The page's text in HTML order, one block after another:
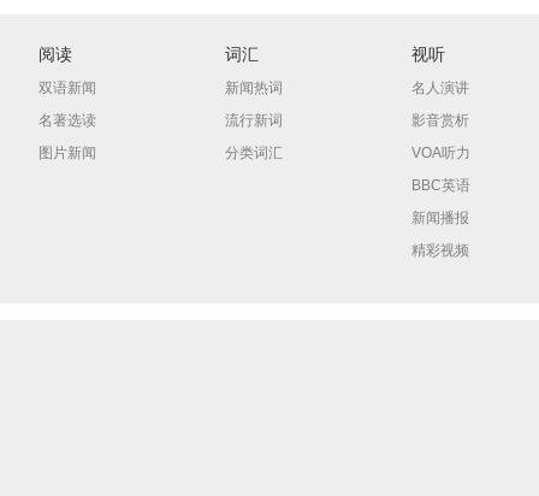
阅读
双语新闻
名著选读
图片新闻
词汇
新闻热词
流行新词
分类词汇
视听
名人演讲
影音赏析
VOA听力
BBC英语
新闻播报
精彩视频